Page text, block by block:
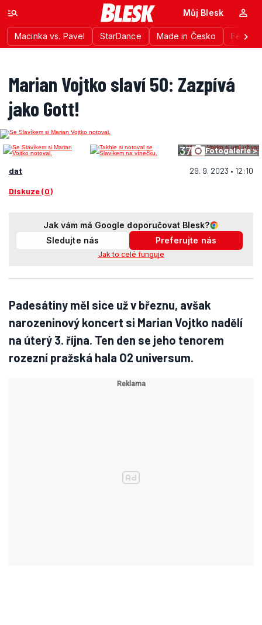
Macinka vs. Pavel StarDance Made in Česko
Můj Blesk
Marian Vojtko slaví 50: Zazpívá
jako Gott!
37 Fotogalerie >
dat 29. 9. 2023 • 12:10
Diskuze (0)
Jak vám má Google doporučovat Blesk?
Sledujte nás
Preferujte nás
Jak to celé funguje
Padesátiny měl sice už v březnu, avšak
narozeninový koncert si Marian Vojtko nadělí
na úterý 3. října. Ten den se jeho tenorem
rozezní pražská hala O2 universum.